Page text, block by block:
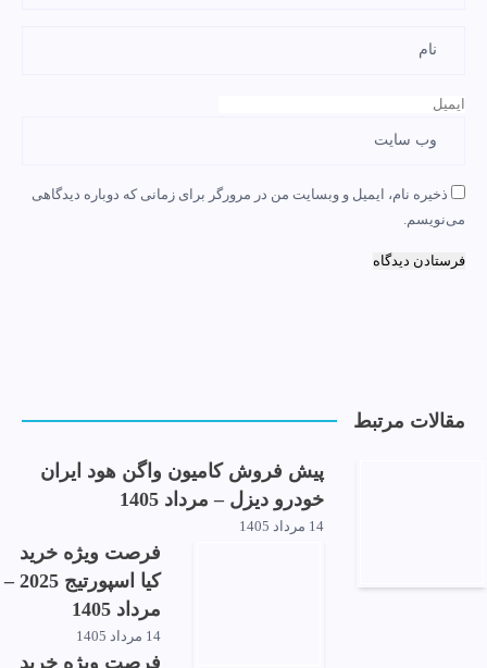
ذخیره نام، ایمیل و وبسایت من در مرورگر برای زمانی که دوباره دیدگاهی
می‌نویسم.
مقالات مرتبط
پیش فروش کامیون واگن هود ایران
خودرو دیزل – مرداد 1405
14 مرداد 1405
فرصت ویژه خرید
کیا اسپورتیج 2025 –
مرداد 1405
14 مرداد 1405
فرصت ویژه خرید